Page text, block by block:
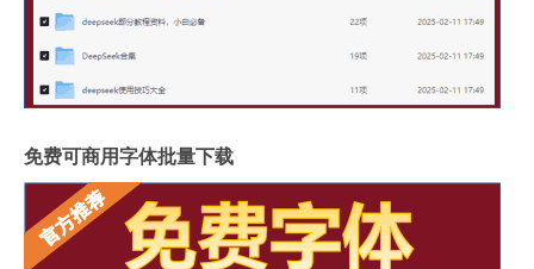
免费可商用字体批量下载